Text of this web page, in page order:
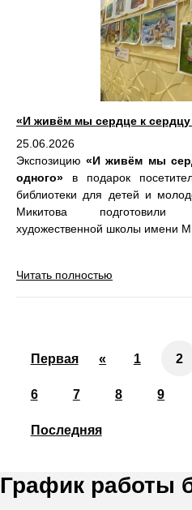
«И живём мы сердце к
25.06.2026
Экспозицию«И живём мы
одного» в подарок
библиотеки для детей и
Микитова подготовили
художественной школы имени
Читать полностью
Первая « 1 2
6 7 8 9
Последняя
График работы